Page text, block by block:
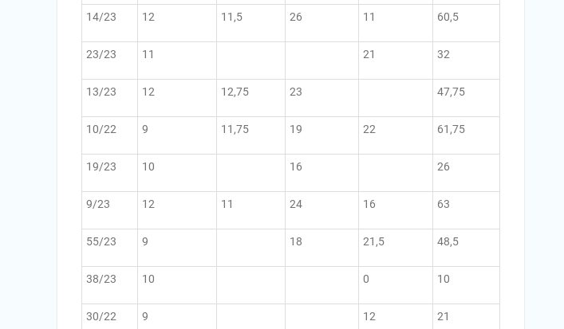
14/23 12 11,5 26 11 60,5
23/23 11 21 32
13/23 12 12,75 23 47,75
10/22 9 11,75 19 22 61,75
19/23 10 16 26
9/23 12 11 24 16 63
55/23 9 18 21,5 48,5
38/23 10 0 10
30/22 9 12 21